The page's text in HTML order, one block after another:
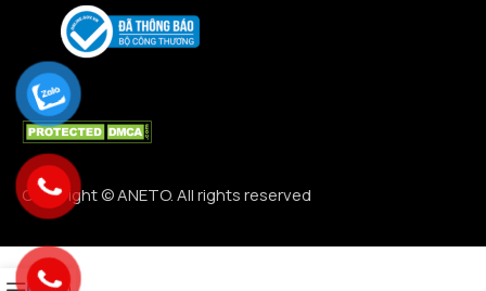
Copyright © ANETO. All rights reserved